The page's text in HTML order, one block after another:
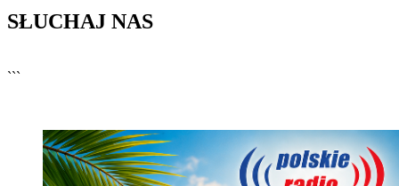
SŁUCHAJ NAS
```